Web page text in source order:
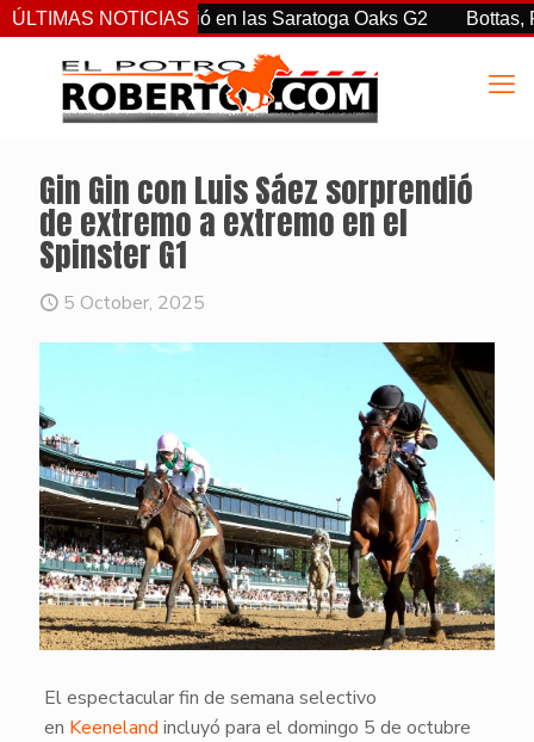
ÚLTIMAS NOTICIAS
Jr. sorprendió en las Saratoga Oaks G2 Bottas,
Gin Gin con Luis Sáez sorprendió
de extremo a extremo en el
Spinster G1
5 October, 2025
El espectacular fin de semana selectivo
en Keeneland incluyó para el domingo 5 de octubre